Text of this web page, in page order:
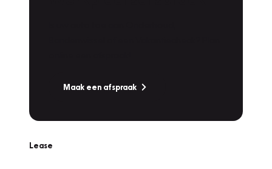
Maak een afspraak
Lease